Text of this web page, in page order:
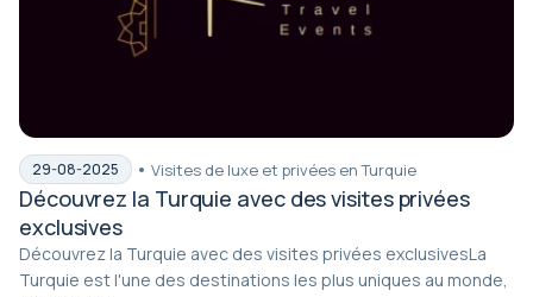
29-08-2025 Visites de luxe et privées en Turquie
Découvrez la Turquie avec des visites privées
exclusives
Découvrez la Turquie avec des visites privées exclusivesLa
Turquie est l'une des destinations les plus uniques au monde,